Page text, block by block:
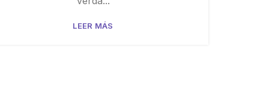
LEER MÁS